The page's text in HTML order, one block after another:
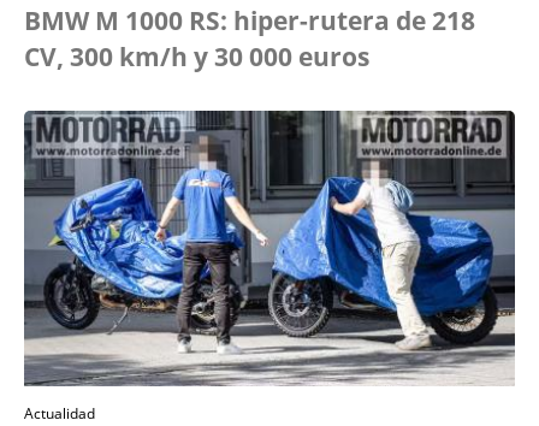
BMW M 1000 RS: hiper-rutera de 218
CV, 300 km/h y 30 000 euros
Actualidad